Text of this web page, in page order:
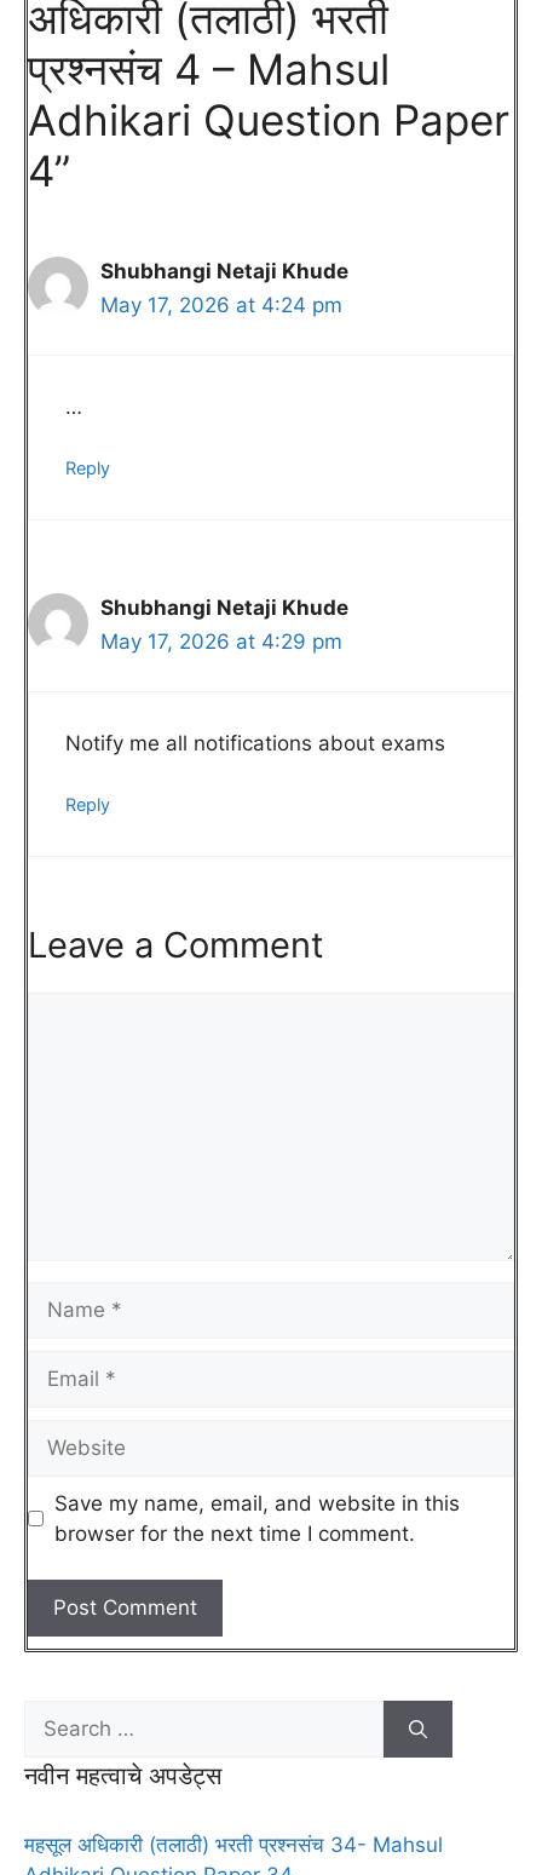
अधिकारी (तलाठी) भरती
प्रश्नसंच 4 – Mahsul
Adhikari Question Paper
4”
Shubhangi Netaji Khude
May 17, 2026 at 4:24 pm
…
Reply
Shubhangi Netaji Khude
May 17, 2026 at 4:29 pm
Notify me all notifications about exams
Reply
Leave a Comment
Save my name, email, and website in this
browser for the next time I comment.
नवीन महत्वाचे अपडेट्स
महसूल अधिकारी (तलाठी) भरती प्रश्नसंच 34- Mahsul